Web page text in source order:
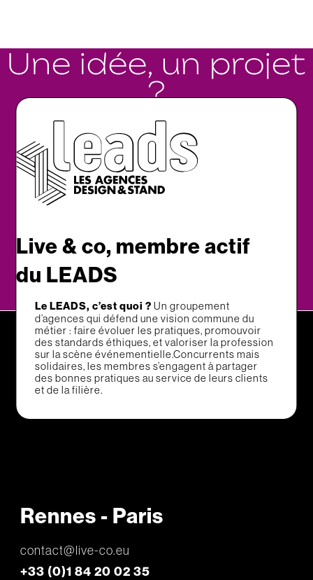
Une idée, un projet
?
Parlons-en.
Live & co, membre actif
du LEADS
Le LEADS, c’est quoi ?Un groupement
d’agences qui défend une vision commune du
métier : faire évoluer les pratiques, promouvoir
des standards éthiques, et valoriser la profession
sur la scène événementielle.Concurrents mais
solidaires, les membres s’engagent à partager
des bonnes pratiques au service de leurs clients
et de la filière.
Rennes - Paris
contact@live-co.eu
+33 (0)1 84 20 02 35